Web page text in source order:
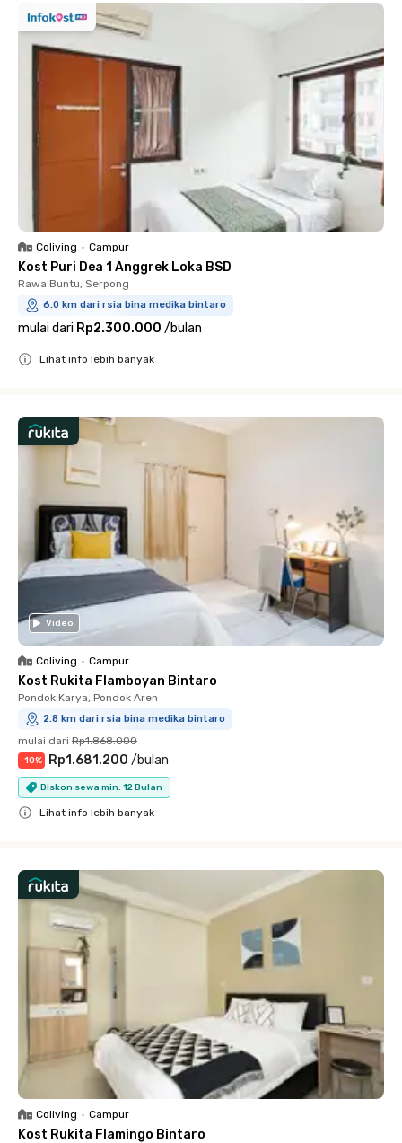
Coliving • Campur
Kost Puri Dea 1 Anggrek Loka BSD
Rawa Buntu, Serpong
6.0 km dari rsia bina medika bintaro
mulai dari Rp2.300.000 /bulan
Lihat info lebih banyak
Video
Coliving • Campur
Kost Rukita Flamboyan Bintaro
Pondok Karya, Pondok Aren
2.8 km dari rsia bina medika bintaro
mulai dari Rp1.868.000
-10% Rp1.681.200 /bulan
Diskon sewa min. 12 Bulan
Lihat info lebih banyak
Coliving • Campur
Kost Rukita Flamingo Bintaro